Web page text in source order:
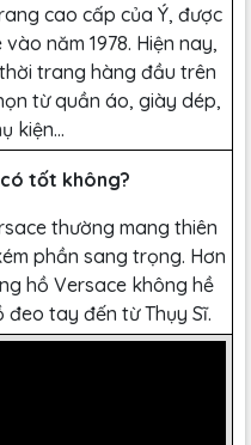
cao cấp của Ý, được
năm 1978. Hiện nay,
trang hàng đầu trên
từ quần áo, giày dép,
kiện...
tốt không?
thường mang thiên
phần sang trọng. Hơn
hồ Versace không hề
tay đến từ Thụy Sĩ.